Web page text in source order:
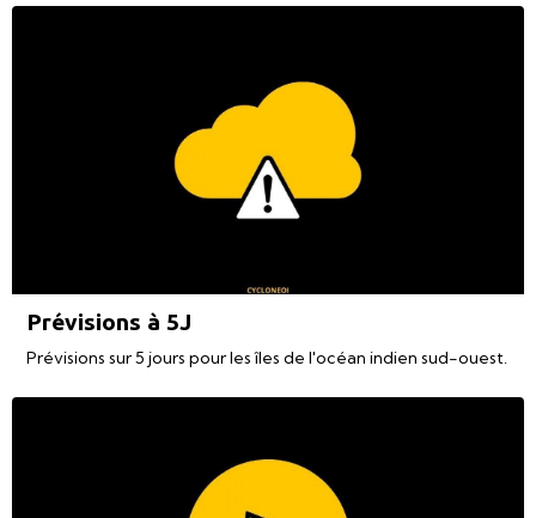
Prévisions à 5J
Prévisions sur 5 jours pour les îles de l'océan indien sud-ouest.